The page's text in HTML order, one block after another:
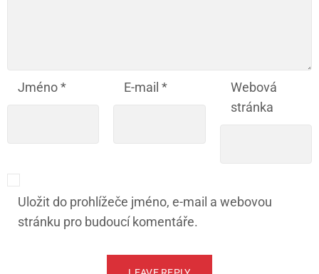
Jméno* E-mail*
Webová
stránka
Uložit do prohlížeče jméno, e-mail a webovou
stránku pro budoucí komentáře.